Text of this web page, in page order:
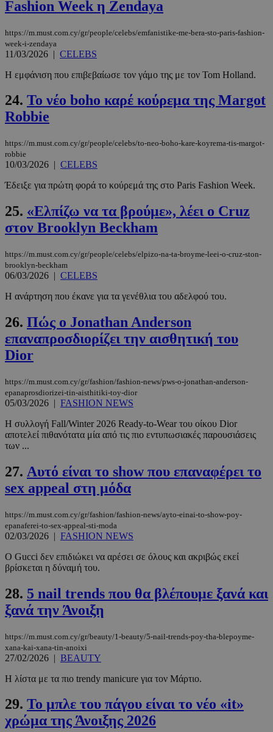
Fashion Week η Zendaya
https://m.must.com.cy/gr/people/celebs/emfanistike-me-bera-sto-paris-fashion-
week-i-zendaya
11/03/2026 | CELEBS
Η εμφάνιση που επιβεβαίωσε τον γάμο της με τον Tom Holland.
24. Το νέο boho καρέ κούρεμα της Margot
Robbie
https://m.must.com.cy/gr/people/celebs/to-neo-boho-kare-koyrema-tis-margot-
robbie
10/03/2026 | CELEBS
Έδειξε για πρώτη φορά το κούρεμά της στο Paris Fashion Week.
25. «Ελπίζω να τα βρούμε», λέει ο Cruz
στον Brooklyn Beckham
https://m.must.com.cy/gr/people/celebs/elpizo-na-ta-broyme-leei-o-cruz-ston-
brooklyn-beckham
06/03/2026 | CELEBS
Η ανάρτηση που έκανε για τα γενέθλια του αδελφού του.
26. Πώς ο Jonathan Anderson
επαναπροσδιορίζει την αισθητική του
Dior
https://m.must.com.cy/gr/fashion/fashion-news/pws-o-jonathan-anderson-
epanaprosdiorizei-tin-aisthitiki-toy-dior
05/03/2026 | FASHION NEWS
Η συλλογή Fall/Winter 2026 Ready-to-Wear του οίκου Dior
αποτελεί πιθανότατα μία από τις πιο εντυπωσιακές παρουσιάσεις
των ...
27. Αυτό είναι το show που επαναφέρει το
sex appeal στη μόδα
https://m.must.com.cy/gr/fashion/fashion-news/ayto-einai-to-show-poy-
epanaferei-to-sex-appeal-sti-moda
02/03/2026 | FASHION NEWS
Ο Gucci δεν επιδιώκει να αρέσει σε όλους και ακριβώς εκεί
βρίσκεται η δύναμή του.
28. 5 nail trends που θα βλέπουμε ξανά και
ξανά την Άνοιξη
https://m.must.com.cy/gr/beauty/1-beauty/5-nail-trends-poy-tha-blepoyme-
xana-kai-xana-tin-anoixi
27/02/2026 | BEAUTY
Η λίστα με τα πιο trendy manicure για τον Μάρτιο.
29. Το μπλε του πάγου είναι το νέο «it»
χρώμα της Άνοιξης 2026
LangCookie www.must.com.cy
1
μέρες
www.must.com.cy
2 μέρες
adserver.com
PHPSESSID
PHP.net
www.must.com.cy
m.must.com.cy